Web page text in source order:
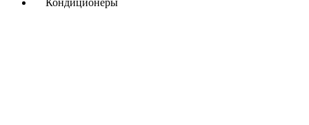
Кондиционеры